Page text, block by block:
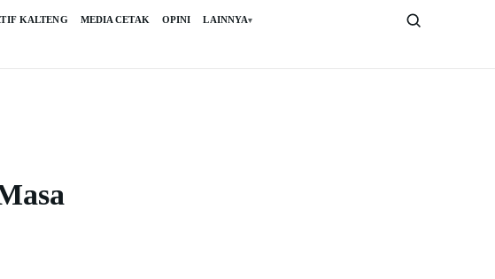
KALTENG MEDIA CETAK OPINI LAINNYA▾